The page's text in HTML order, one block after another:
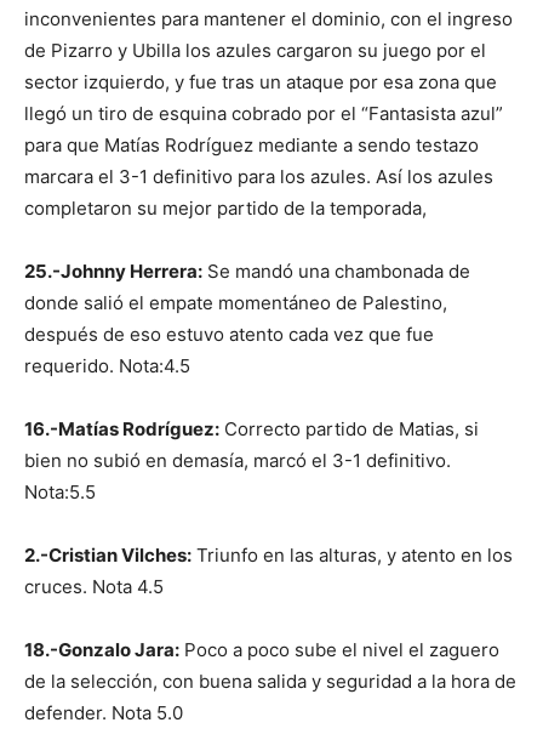
inconvenientes para mantener el dominio, con el ingreso
de Pizarro y Ubilla los azules cargaron su juego por el
sector izquierdo, y fue tras un ataque por esa zona que
llegó un tiro de esquina cobrado por el “Fantasista azul”
para que Matías Rodríguez mediante a sendo testazo
marcara el 3-1 definitivo para los azules. Así los azules
completaron su mejor partido de la temporada,
25.-Johnny Herrera: Se mandó una chambonada de
donde salió el empate momentáneo de Palestino,
después de eso estuvo atento cada vez que fue
requerido. Nota:4.5
16.-Matías Rodríguez: Correcto partido de Matias, si
bien no subió en demasía, marcó el 3-1 definitivo.
Nota:5.5
2.-Cristian Vilches: Triunfo en las alturas, y atento en los
cruces. Nota 4.5
18.-Gonzalo Jara: Poco a poco sube el nivel el zaguero
de la selección, con buena salida y seguridad a la hora de
defender. Nota 5.0